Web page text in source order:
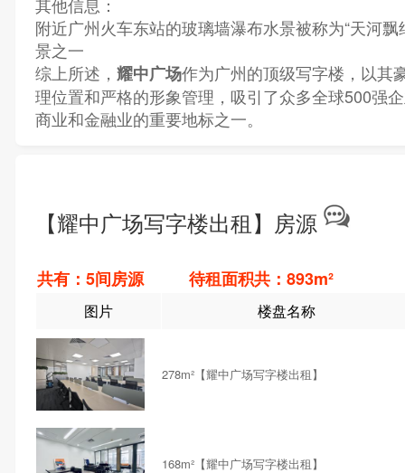
附近广州火车东站的玻璃墙瀑布水景被称为“天河飘
景之一
综上所述， 耀中广场作为广州的顶级写字楼，以其
理位置和严格的形象管理，吸引了众多全球500强
商业和金融业的重要地标之一。
【耀中广场写字楼出租】房源
共有：5间房源 待租面积共：893m²
图片 楼盘名称
278m²【耀中广场写字楼出租】
168m²【耀中广场写字楼出租】